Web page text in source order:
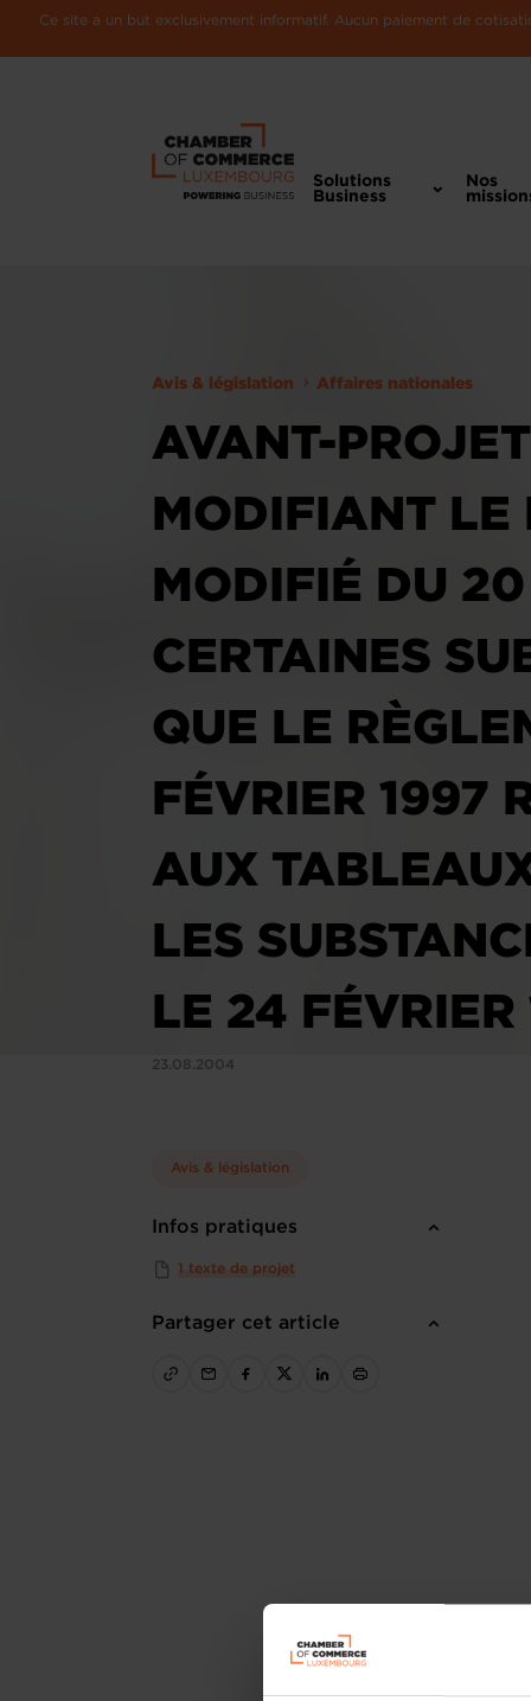
Ce site a un but exclusivement informatif. Aucun paiement de
Solutions
Business
Nos
Avis & législation Affaires nationales
AVANT-
MODIFIANT LE
MODIFIÉ DU
CERTAINES
QUE LE
FÉVRIER 1997
AUX
LES
LE 24
23.08.2004
Avis & législation
Infos pratiques
1 texte de projet
Partager cet article